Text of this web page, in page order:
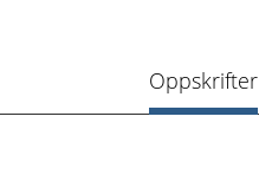
Oppskrifter